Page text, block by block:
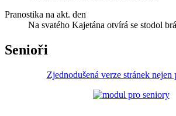
Pranostika na akt. den
Na svatého Kajetána otvírá se stodol
Senioři
Zjednodušená verze stránek nejen